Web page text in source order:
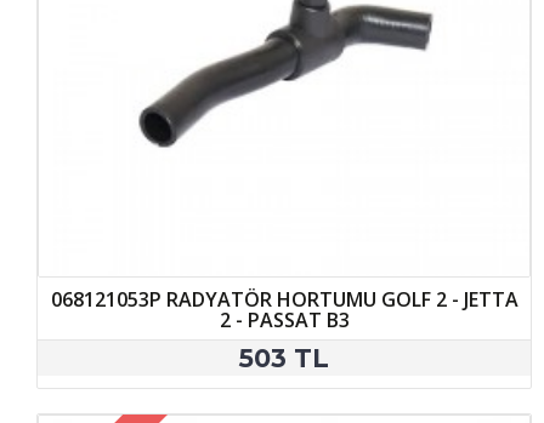
068121053P RADYATÖR HORTUMU GOLF 2 - JETTA
2 - PASSAT B3
503 TL